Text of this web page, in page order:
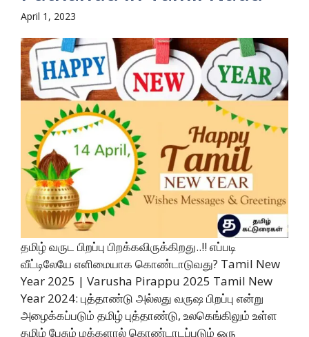
April 1, 2023
தமிழ் வருட பிறப்பு பிறக்கவிருக்கிறது..!! எப்படி
வீட்டிலேயே எளிமையாக கொண்டாடுவது? Tamil New
Year 2025 | Varusha Pirappu 2025 Tamil New
Year 2024: புத்தாண்டு அல்லது வருஷ பிறப்பு என்று
அழைக்கப்படும் தமிழ் புத்தாண்டு, உலகெங்கிலும் உள்ள
தமிழ் பேசும் மக்களால் கொண்டாடப்படும் ஒரு